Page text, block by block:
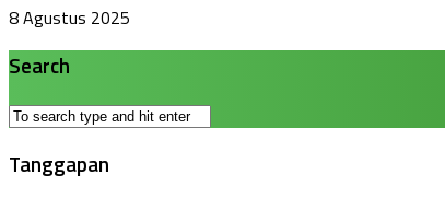
8 Agustus 2025
Search
Tanggapan